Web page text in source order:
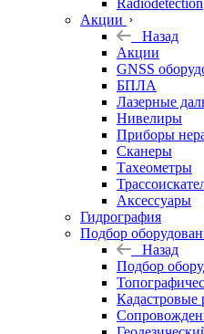
Radiodetection
Акции
Назад
Акции
GNSS
БПЛА
Лазерные
Нивелиры
Приборы
Сканеры
Тахеометры
Аксессуары
Гидрография
Подбор
Назад
Подбор
Кадастровые